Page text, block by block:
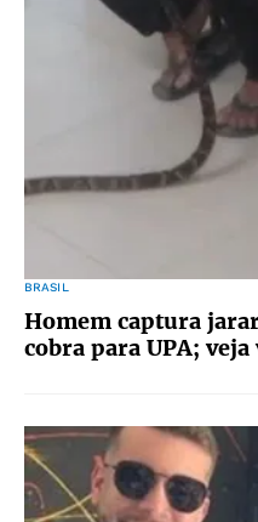
BRASIL
Homem captura
cobra para UPA; veja